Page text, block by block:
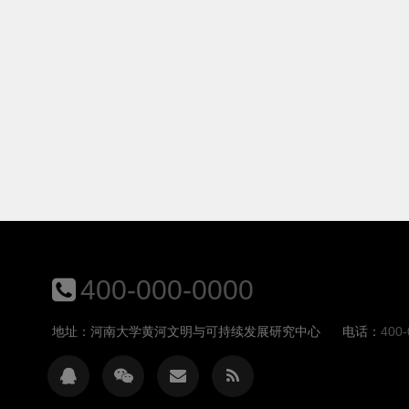
400-000-0000
地址：河南大学黄河文明与可持续发展研究中心 电话：